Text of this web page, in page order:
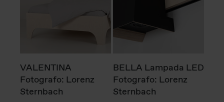
VALENTINA
Fotografo: Lorenz
Sternbach
BELLA Lampada LED
Fotografo: Lorenz
Sternbach